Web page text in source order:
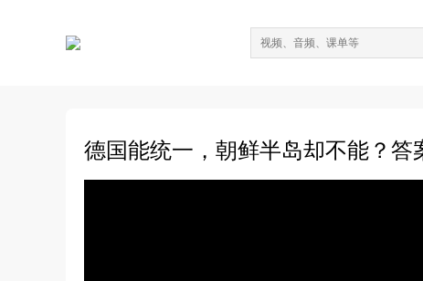
德国能统一，朝鲜半岛却不能？